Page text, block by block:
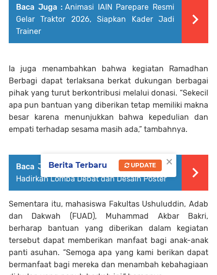
Baca Juga : Animasi IAIN Parepare Resmi
Gelar Traktor 2026, Siapkan Kader Jadi
Trainer
Ia juga menambahkan bahwa kegiatan Ramadhan
Berbagi dapat terlaksana berkat dukungan berbagai
pihak yang turut berkontribusi melalui donasi. “Sekecil
apa pun bantuan yang diberikan tetap memiliki makna
besar karena menunjukkan bahwa kepedulian dan
empati terhadap sesama masih ada,” tambahnya.
Baca Juga : CCNC Batch VI Resmi Digelar
Hadirkan Lomba Debat dan Desain Poster
Sementara itu, mahasiswa Fakultas Ushuluddin, Adab
dan Dakwah (FUAD), Muhammad Akbar Bakri,
berharap bantuan yang diberikan dalam kegiatan
tersebut dapat memberikan manfaat bagi anak-anak
panti asuhan. “Semoga apa yang kami berikan dapat
bermanfaat bagi mereka dan menambah kebahagiaan
×
Berita Terbaru UPDATE